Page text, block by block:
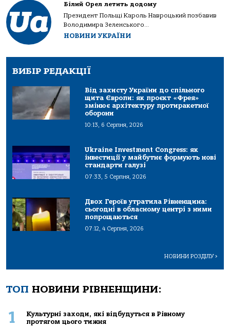
Білий Орел летить додому
Президент Польщі Кароль Навроцький позбавив
Володимира Зеленського...
НОВИНИ УКРАЇНИ
ВИБІР РЕДАКЦІЇ
Від захисту України до спільного
щита Європи: як проєкт «Фрея»
змінює архітектуру протиракетної
оборони
10:13, 6 Серпня, 2026
Ukraine Investment Congress: як
інвестиції у майбутнє формують нові
стандарти галузі
07:33, 5 Серпня, 2026
Двох Героїв утратила Рівненщина:
сьогодні в обласному центрі з ними
попрощаються
07:12, 4 Серпня, 2026
НОВИНИ РОЗДІЛУ>
ТОП НОВИНИ РІВНЕНЩИНИ:
1
Культурні заходи, які відбудуться в Рівному
протягом цього тижня